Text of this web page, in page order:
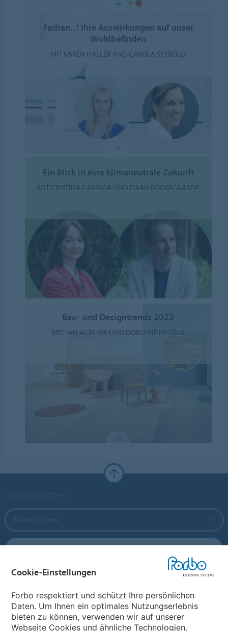
Farben...! Ihre Auswirkungen auf unser
Wohlbefinden
MIT KAREN HALLER AND CAROLA SEYBOLD
Ein Blick in eine klimaneutrale Zukunft
MIT CRISTINA GAMBOA UND DAAN ROOSEGAARDE
Bau- und Designtrends 2022
MIT JAN AGELINK UND DOROTHÉ KESSELS
Forbo Flooring Systems
Forbo Movement Systems
Land auswählen
Cookie-Einstellungen
Forbo respektiert und schützt Ihre persönlichen
Daten. Um Ihnen ein optimales Nutzungserlebnis
bieten zu können, verwenden wir auf unserer
Webseite Cookies und ähnliche Technologien.